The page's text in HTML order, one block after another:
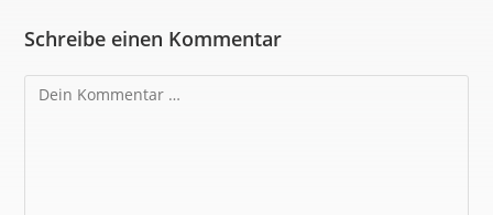
Schreibe einen Kommentar